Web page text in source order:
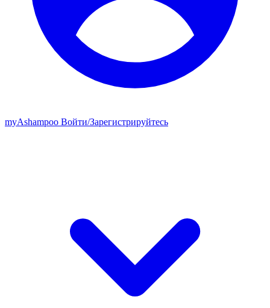
myAshampoo Войти/Зарегистрируйтесь